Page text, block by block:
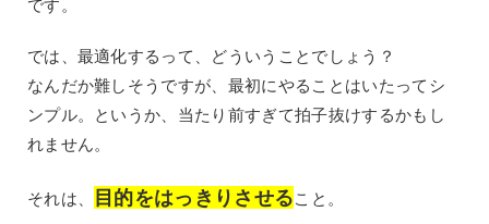
です。
では、最適化するって、どういうことでしょう？
なんだか難しそうですが、最初にやることはいたってシ
ンプル。というか、当たり前すぎて拍子抜けするかもし
れません。
それは、 目的をはっきりさせること。